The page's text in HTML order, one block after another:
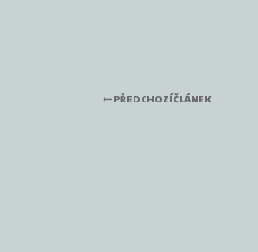
PŘEDCHOZÍ ČLÁNEK